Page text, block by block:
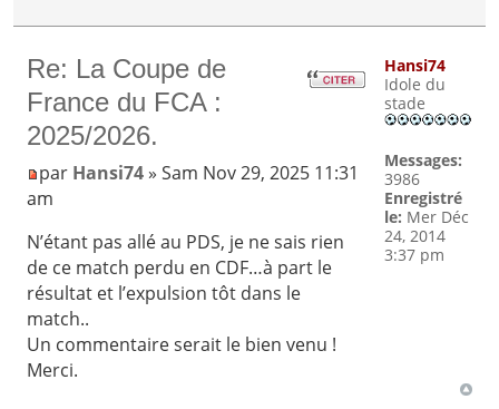
Re: La Coupe de
France du FCA :
2025/2026.
par Hansi74» Sam Nov 29, 2025 11:31
am
N’étant pas allé au PDS, je ne sais rien
de ce match perdu en CDF…à part le
résultat et l’expulsion tôt dans le
match..
Un commentaire serait le bien venu !
Merci.
Hansi74
Idole du
stade
Messages:
3986
Enregistré
le: Mer Déc
24, 2014
3:37 pm